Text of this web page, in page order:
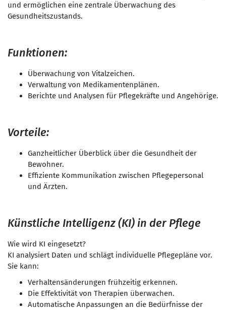
und ermöglichen eine zentrale Überwachung des
Gesundheitszustands.
Funktionen:
Überwachung von Vitalzeichen.
Verwaltung von Medikamentenplänen.
Berichte und Analysen für Pflegekräfte und Angehörige.
Vorteile:
Ganzheitlicher Überblick über die Gesundheit der
Bewohner.
Effiziente Kommunikation zwischen Pflegepersonal
und Ärzten.
Künstliche Intelligenz (KI) in der Pflege
Wie wird KI eingesetzt?
KI analysiert Daten und schlägt individuelle Pflegepläne vor.
Sie kann:
Verhaltensänderungen frühzeitig erkennen.
Die Effektivität von Therapien überwachen.
Automatische Anpassungen an die Bedürfnisse der